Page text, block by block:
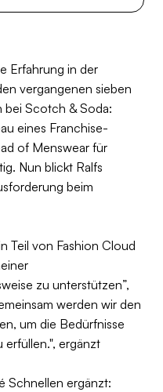
Erfahrung in der
vergangenen sieben
bei Scotch & Soda:
eines Franchise-
of Menswear für
Nun blickt Ralfs
beim
Teil von Fashion Cloud
zu unterstützen”,
werden wir den
um die Bedürfnisse
erfüllen.", ergänzt
Schnellen ergänzt: